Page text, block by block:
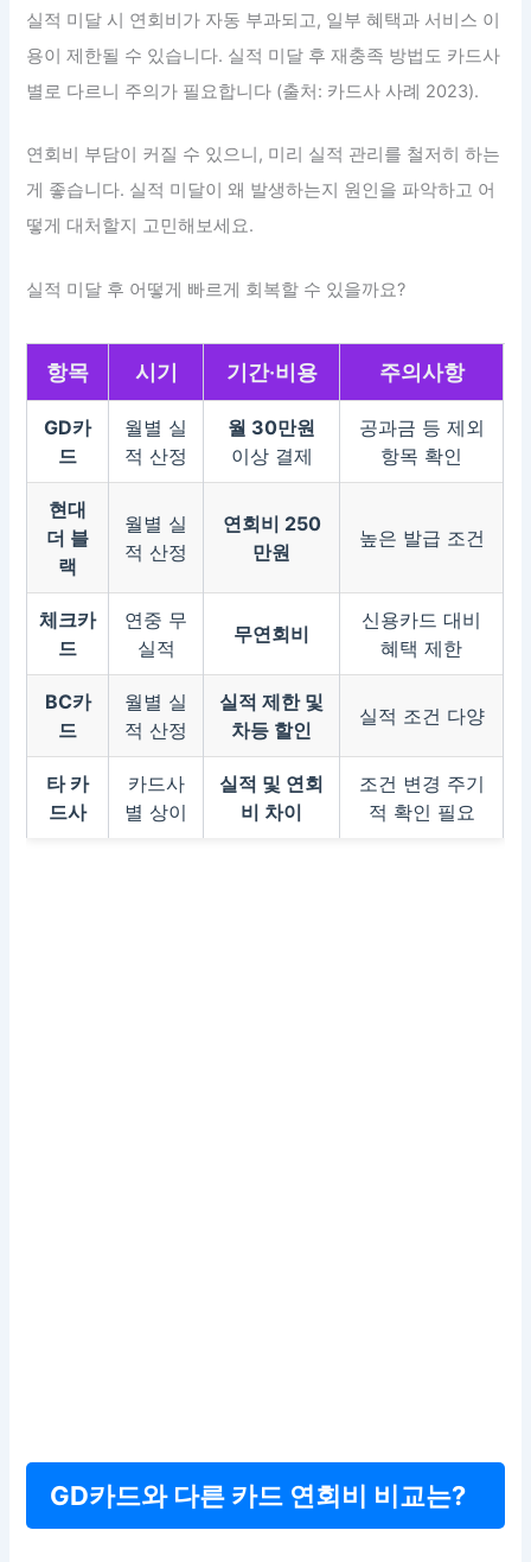
실적 미달 시 연회비가 자동 부과되고, 일부 혜택과 서비스 이
용이 제한될 수 있습니다. 실적 미달 후 재충족 방법도 카드사
별로 다르니 주의가 필요합니다 (출처: 카드사 사례 2023).
연회비 부담이 커질 수 있으니, 미리 실적 관리를 철저히 하는
게 좋습니다. 실적 미달이 왜 발생하는지 원인을 파악하고 어
떻게 대처할지 고민해보세요.
실적 미달 후 어떻게 빠르게 회복할 수 있을까요?
항목 시기 기간·비용 주의사항
GD카
드
월별 실
적 산정
월 30만원
이상 결제
공과금 등 제외
항목 확인
현대
더 블
랙
월별 실
적 산정
연회비 250
만원
높은 발급 조건
체크카
드
연중 무
실적
무연회비
신용카드 대비
혜택 제한
BC카
드
월별 실
적 산정
실적 제한 및
차등 할인
실적 조건 다양
타 카
드사
카드사
별 상이
실적 및 연회
비 차이
조건 변경 주기
적 확인 필요
GD카드와 다른 카드 연회비 비교는?